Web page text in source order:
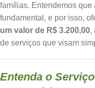
famílias. Entendemos que
fundamental, e por isso,
um valor de R$ 3.200,00,
de serviços que visam
Entenda o